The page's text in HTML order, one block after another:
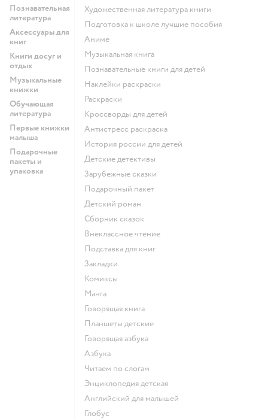
Познавательная
литература
Аксессуары для
книг
Книги досуг и
отдых
Музыкальные
книжки
Обучающая
литература
Первые книжки
малыша
Подарочные
пакеты и
упаковка
художественная литература книги
подготовка к школе лучшие пособия
Аниме
музыкальная книга
познавательные книги для детей
наклейки раскраски
раскраски
кроссворды для детей
антистресс раскраска
история россии для детей
детские детективы
зарубежные сказки
подарочный пакет
детский роман
сборник сказок
внеклассное чтение
подставка для книг
закладки
комиксы
манга
говорящая книга
Планшеты детские
говорящая азбука
азбука
читаем по слогам
энциклопедия детская
английский для малышей
глобус